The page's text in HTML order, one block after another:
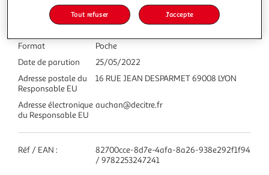
Format
Poche
Date de parution
25/05/2022
Adresse postale du
Responsable EU
16 RUE JEAN DESPARMET 69008 LYON
Adresse électronique
du Responsable EU
auchan@decitre.fr
Réf / EAN :
82700cce-8d7e-4afa-8a26-938e292f1f94
/ 9782253247241
Tout refuser J'accepte